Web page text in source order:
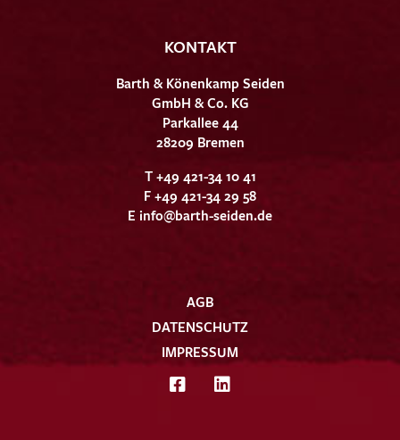
KONTAKT
Barth & Könenkamp Seiden
GmbH & Co. KG
Parkallee 44
28209 Bremen
T +49 421-34 10 41
F +49 421-34 29 58
E info@barth-seiden.de
AGB
DATENSCHUTZ
IMPRESSUM